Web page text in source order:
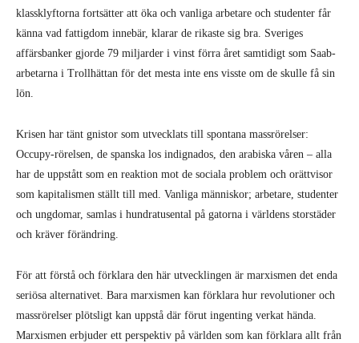
klassklyftorna fortsätter att öka och vanliga arbetare och studenter får
känna vad fattigdom innebär, klarar de rikaste sig bra. Sveriges
affärsbanker gjorde 79 miljarder i vinst förra året samtidigt som Saab-
arbetarna i Trollhättan för det mesta inte ens visste om de skulle få sin
lön.
Krisen har tänt gnistor som utvecklats till spontana massrörelser:
Occupy-rörelsen, de spanska los indignados, den arabiska våren – alla
har de uppstått som en reaktion mot de sociala problem och orättvisor
som kapitalismen ställt till med. Vanliga människor; arbetare, studenter
och ungdomar, samlas i hundratusental på gatorna i världens storstäder
och kräver förändring.
För att förstå och förklara den här utvecklingen är marxismen det enda
seriösa alternativet. Bara marxismen kan förklara hur revolutioner och
massrörelser plötsligt kan uppstå där förut ingenting verkat hända.
Marxismen erbjuder ett perspektiv på världen som kan förklara allt från